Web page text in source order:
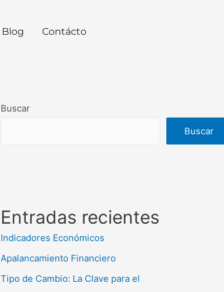
Blog Contácto
Buscar
Buscar
Entradas recientes
Indicadores Económicos
Apalancamiento Financiero
Tipo de Cambio: La Clave para el